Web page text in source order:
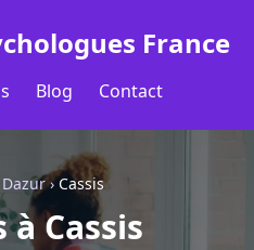
France
Blog Contact
›Cassis
Cassis